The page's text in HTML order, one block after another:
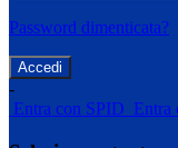
Password dimenticata?
-
Entra con SPID Entra